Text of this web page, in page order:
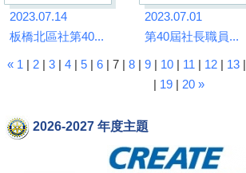
2023.07.14
板橋北區社第40...
2023.07.01
第40屆社長職員...
« 1 | 2| 3| 4| 5| 6| 7 | 8| 9| 10| 11 | 12| 13|
| 19 | 20 »
2026-2027 年度主題